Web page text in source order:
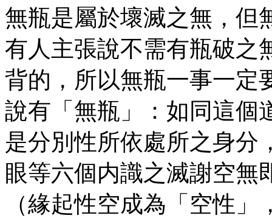
無瓶是屬於壞滅之無，但
有人主張說不需有瓶破之
背的，所以無瓶一事一定
說有「無瓶」：如同這個
是分別性所依處所之身分
眼等六個内識之滅謝空無
（緣起性空成為「空性」